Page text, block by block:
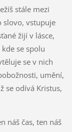
stále mezi
slovo, vstupuje
žijí v lásce,
se spolu
se v nich
umění,
se odívá Kristus,
náš čas, ten náš